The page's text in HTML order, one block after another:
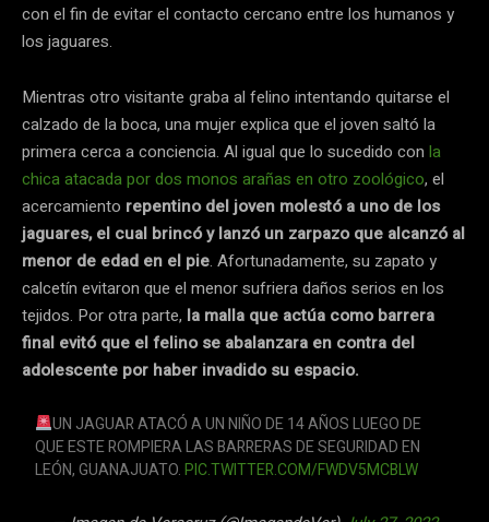
con el fin de evitar el contacto cercano entre los humanos y
los jaguares.
Mientras otro visitante graba al felino intentando quitarse el
calzado de la boca, una mujer explica que el joven saltó la
primera cerca a conciencia. Al igual que lo sucedido con la
chica atacada por dos monos arañas en otro zoológico, el
acercamiento repentino del joven molestó a uno de los
jaguares, el cual brincó y lanzó un zarpazo que alcanzó al
menor de edad en el pie. Afortunadamente, su zapato y
calcetín evitaron que el menor sufriera daños serios en los
tejidos. Por otra parte, la malla que actúa como barrera
final evitó que el felino se abalanzara en contra del
adolescente por haber invadido su espacio.
UN JAGUAR ATACÓ A UN NIÑO DE 14 AÑOS LUEGO DE
QUE ESTE ROMPIERA LAS BARRERAS DE SEGURIDAD EN
LEÓN, GUANAJUATO.PIC.TWITTER.COM/FWDV5MCBLW